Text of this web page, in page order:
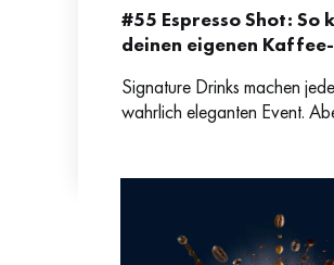
#55 Espresso Shot: So
deinen eigenen
Signature Drinks machen
wahrlich eleganten Event.